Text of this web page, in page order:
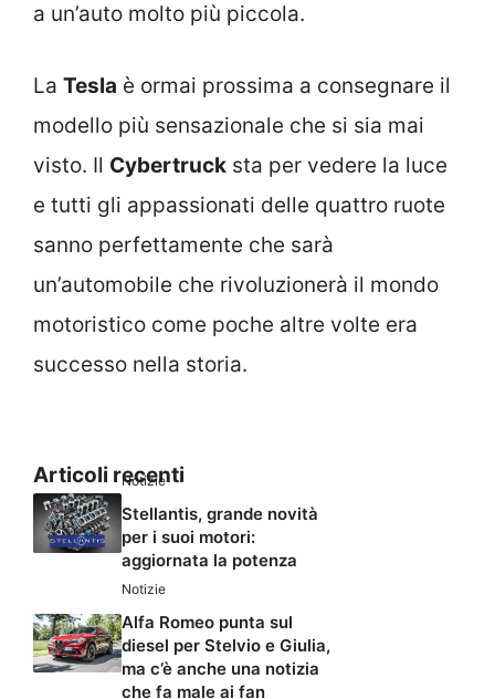
a un’auto molto più piccola.
La Tesla è ormai prossima a consegnare il
modello più sensazionale che si sia mai
visto. Il Cybertruck sta per vedere la luce
e tutti gli appassionati delle quattro ruote
sanno perfettamente che sarà
un’automobile che rivoluzionerà il mondo
motoristico come poche altre volte era
successo nella storia.
Articoli recenti
Notizie
Stellantis, grande novità
per i suoi motori:
aggiornata la potenza
Notizie
Alfa Romeo punta sul
diesel per Stelvio e Giulia,
ma c’è anche una notizia
che fa male ai fan